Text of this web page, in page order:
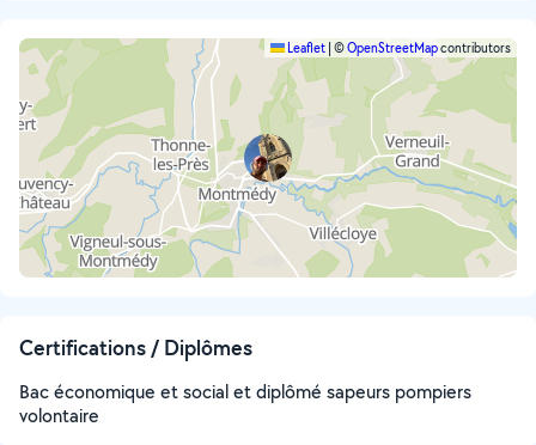
Leaflet ©OpenStreetMapcontributors
Certifications / Diplômes
Bac économique et social et diplômé sapeurs pompiers
volontaire